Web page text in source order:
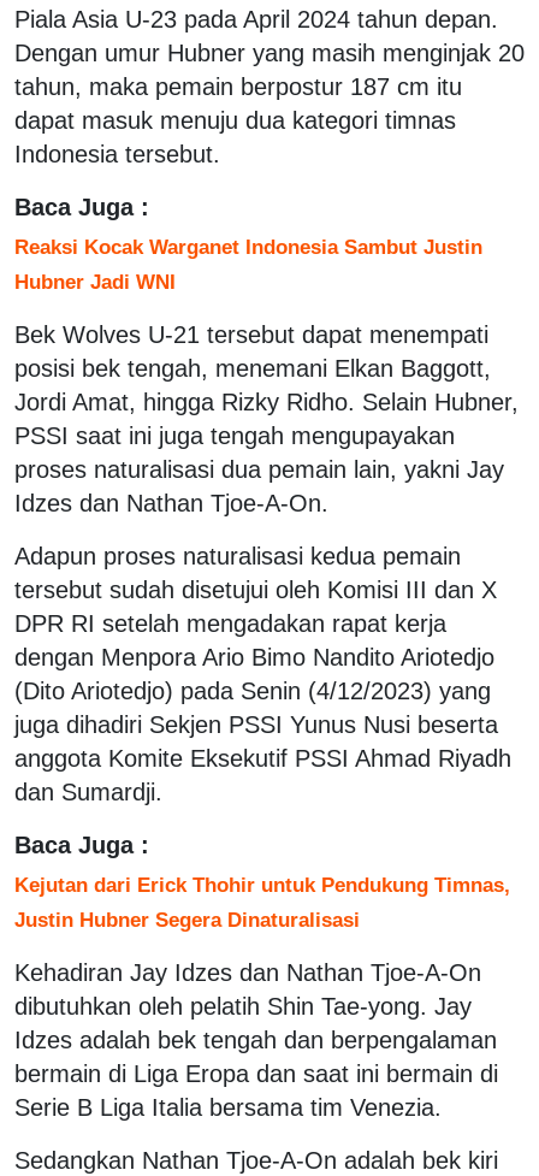
Piala Asia U-23 pada April 2024 tahun depan.
Dengan umur Hubner yang masih menginjak 20
tahun, maka pemain berpostur 187 cm itu
dapat masuk menuju dua kategori timnas
Indonesia tersebut.
Baca Juga :
Reaksi Kocak Warganet Indonesia Sambut Justin
Hubner Jadi WNI
Bek Wolves U-21 tersebut dapat menempati
posisi bek tengah, menemani Elkan Baggott,
Jordi Amat, hingga Rizky Ridho. Selain Hubner,
PSSI saat ini juga tengah mengupayakan
proses naturalisasi dua pemain lain, yakni Jay
Idzes dan Nathan Tjoe-A-On.
Adapun proses naturalisasi kedua pemain
tersebut sudah disetujui oleh Komisi III dan X
DPR RI setelah mengadakan rapat kerja
dengan Menpora Ario Bimo Nandito Ariotedjo
(Dito Ariotedjo) pada Senin (4/12/2023) yang
juga dihadiri Sekjen PSSI Yunus Nusi beserta
anggota Komite Eksekutif PSSI Ahmad Riyadh
dan Sumardji.
Baca Juga :
Kejutan dari Erick Thohir untuk Pendukung Timnas,
Justin Hubner Segera Dinaturalisasi
Kehadiran Jay Idzes dan Nathan Tjoe-A-On
dibutuhkan oleh pelatih Shin Tae-yong. Jay
Idzes adalah bek tengah dan berpengalaman
bermain di Liga Eropa dan saat ini bermain di
Serie B Liga Italia bersama tim Venezia.
Sedangkan Nathan Tjoe-A-On adalah bek kiri